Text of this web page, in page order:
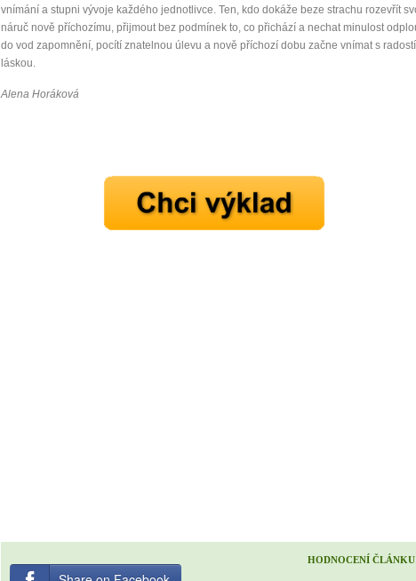
vnímání a stupni vývoje každého jednotlivce. Ten, kdo dokáže beze strachu rozevřít
náruč nově příchozímu, přijmout bez podmínek to, co přichází a nechat minulost
do vod zapomnění, pocítí znatelnou úlevu a nově příchozí dobu začne vnímat s
láskou.
Alena Horáková
HODNOCENÍ